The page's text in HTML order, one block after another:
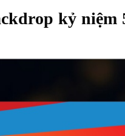
kỷ niệm